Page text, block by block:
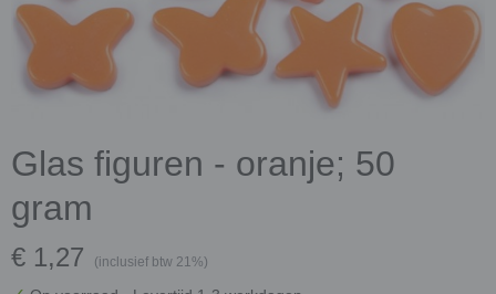
Glas figuren - oranje; 50
gram
€ 1,27 (inclusief btw 21%)